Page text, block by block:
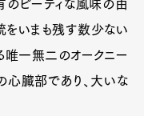
のピーティな風味の由
をいまも残す数少ない
唯一無二のオークニー
心臓部であり、大いな